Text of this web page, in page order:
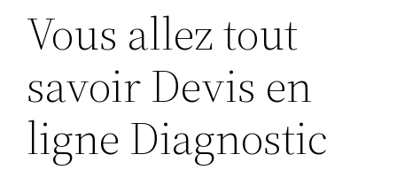
Vous allez tout
savoir Devis en
ligne Diagnostic